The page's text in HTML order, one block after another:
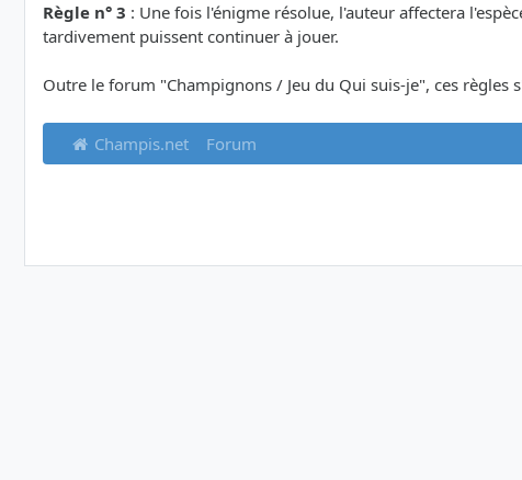
Règle n° 3 : Une fois l'énigme résolue, l'auteur affectera
tardivement puissent continuer à jouer.
Outre le forum "Champignons / Jeu du Qui suis-je", ces
Champis.net Forum